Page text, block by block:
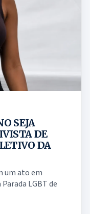
SEJA
DE
DA
um ato em
LGBT de